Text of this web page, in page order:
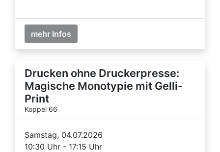
mehr Infos
Drucken ohne Druckerpresse:
Magische Monotypie mit Gelli-
Print
Koppel 66
Samstag, 04.07.2026
10:30 Uhr - 17:15 Uhr